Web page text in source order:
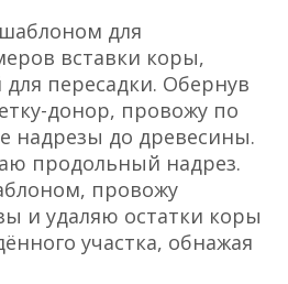
для
вставки коры,
пересадки. Обернув
донор, провожу по
надрезы до древесины.
продольный надрез.
провожу
и удаляю остатки коры
участка, обнажая